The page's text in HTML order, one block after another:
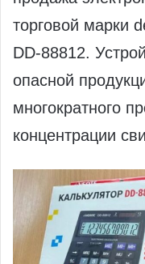
торговой марки
DD‑88812.
опасной
многократного
концентрации